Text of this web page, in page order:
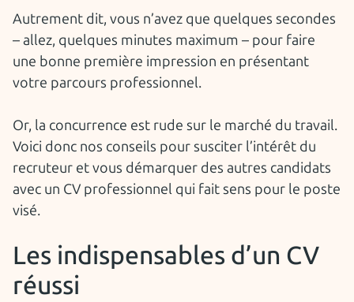
Autrement dit, vous n’avez que quelques secondes
– allez, quelques minutes maximum – pour faire
une bonne première impression en présentant
votre parcours professionnel.
Or, la concurrence est rude sur le marché du travail.
Voici donc nos conseils pour susciter l’intérêt du
recruteur et vous démarquer des autres candidats
avec un CV professionnel qui fait sens pour le poste
visé.
Les indispensables d’un CV
réussi